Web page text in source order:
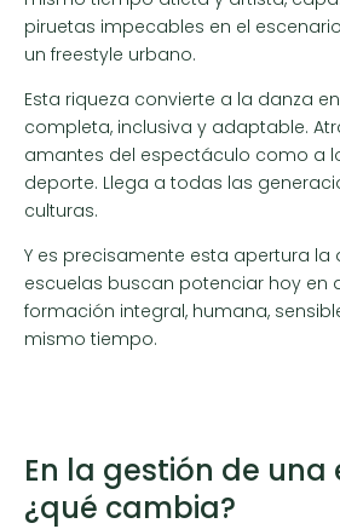
piruetas impecables en el
un freestyle urbano.
Esta riqueza convierte a la danza
completa, inclusiva y adaptable.
amantes del espectáculo como a
deporte. Llega a todas las
culturas.
Y es precisamente esta apertura la
escuelas buscan potenciar hoy en
formación integral, humana,
mismo tiempo.
En la gestión de una
¿qué cambia?